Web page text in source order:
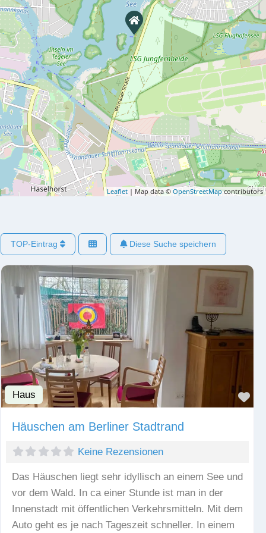
Leaflet | Map data © OpenStreetMapcontributors
TOP-Eintrag Diese Suche speichern
Haus
Häuschen am Berliner Stadtrand
Keine Rezensionen
Das Häuschen liegt sehr idyllisch an einem See und
vor dem Wald. In ca einer Stunde ist man in der
Innenstadt mit öffentlichen Verkehrsmitteln. Mit dem
Auto geht es je nach Tageszeit schneller. In einem